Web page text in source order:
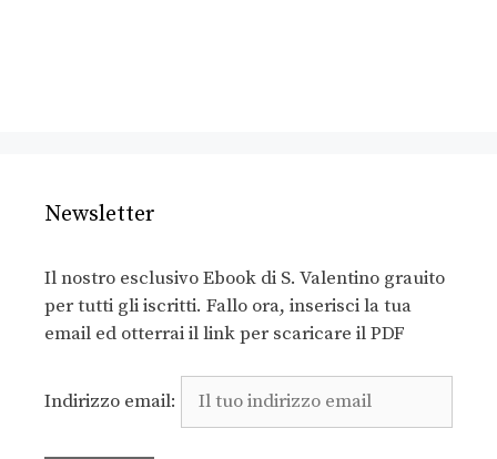
Newsletter
Il nostro esclusivo Ebook di S. Valentino grauito
per tutti gli iscritti. Fallo ora, inserisci la tua
email ed otterrai il link per scaricare il PDF
Indirizzo email: